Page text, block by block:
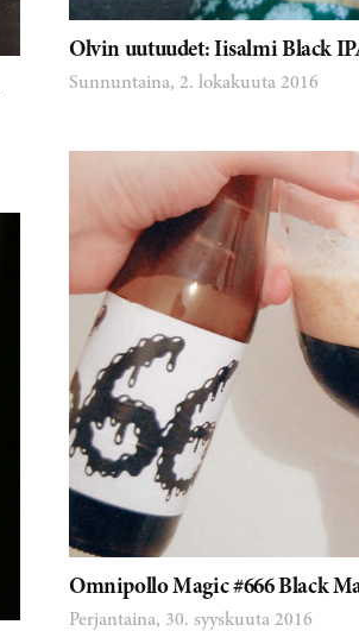
Olvin uutuudet: Iisalmi Black
Sunnuntaina, 2. lokakuuta 2016
Omnipollo Magic #666 Black
Perjantaina, 30. syyskuuta 2016